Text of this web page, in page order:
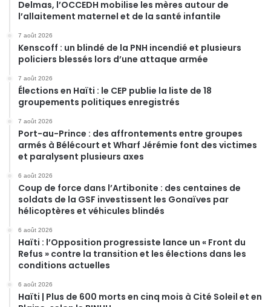
Delmas, l’OCCEDH mobilise les mères autour de
l’allaitement maternel et de la santé infantile
7 août 2026
Kenscoff : un blindé de la PNH incendié et plusieurs
policiers blessés lors d’une attaque armée
7 août 2026
Élections en Haïti : le CEP publie la liste de 18
groupements politiques enregistrés
7 août 2026
Port-au-Prince : des affrontements entre groupes
armés à Bélécourt et Wharf Jérémie font des victimes
et paralysent plusieurs axes
6 août 2026
Coup de force dans l’Artibonite : des centaines de
soldats de la GSF investissent les Gonaïves par
hélicoptères et véhicules blindés
6 août 2026
Haïti : l’Opposition progressiste lance un « Front du
Refus » contre la transition et les élections dans les
conditions actuelles
6 août 2026
Haïti | Plus de 600 morts en cinq mois à Cité Soleil et en